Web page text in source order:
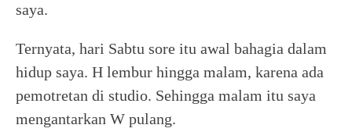
saya.
Ternyata, hari Sabtu sore itu awal bahagia dalam
hidup saya. H lembur hingga malam, karena ada
pemotretan di studio. Sehingga malam itu saya
mengantarkan W pulang.